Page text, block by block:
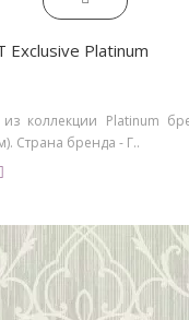
Platinum
коллекции Platinum
Страна бренда - Г..